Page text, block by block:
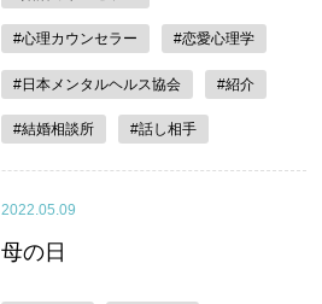
#心理カウンセラー #恋愛心理学
#日本メンタルヘルス協会 #紹介
#結婚相談所 #話し相手
2022.05.09
母の日